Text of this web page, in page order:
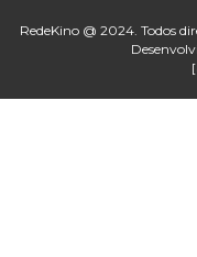
RedeKino @ 2024. Todos